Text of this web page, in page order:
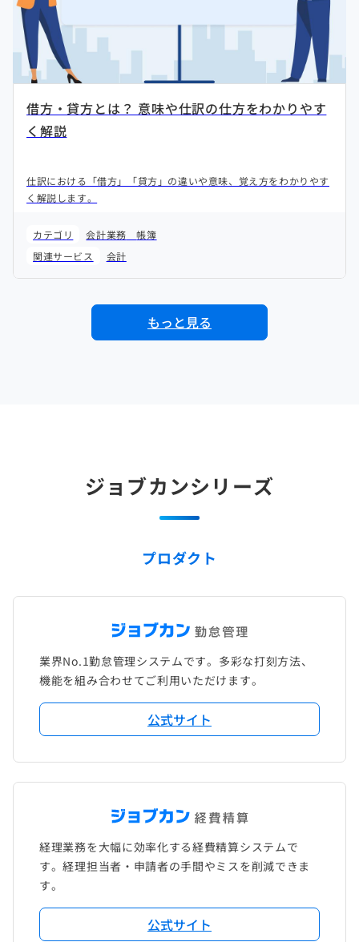
借方・貸方とは？ 意味や仕訳の仕方をわかりやす
く解説
仕訳における「借方」「貸方」の違いや意味、覚え方をわかりやす
く解説します。
カテゴリ 会計業務
帳簿
関連サービス
会計
もっと見る
ジョブカンシリーズ
プロダクト
業界No.1勤怠管理システムです。多彩な打刻方法、
機能を組み合わせてご利用いただけます。
公式サイト
経理業務を大幅に効率化する経費精算システムで
す。経理担当者・申請者の手間やミスを削減できま
す。
公式サイト